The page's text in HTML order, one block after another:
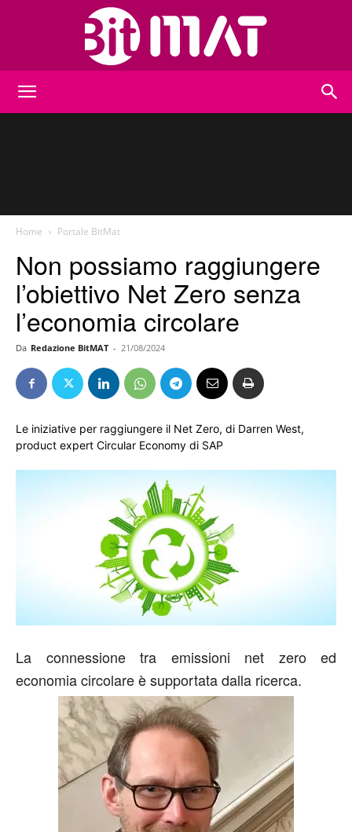
Home Portale BitMat
Non possiamo raggiungere
l’obiettivo Net Zero senza
l’economia circolare
Da Redazione BitMAT - 21/08/2024
Le iniziative per raggiungere il Net Zero, di Darren West,
product expert Circular Economy di SAP
La connessione tra emissioni net zero ed
economia circolare è supportata dalla ricerca.